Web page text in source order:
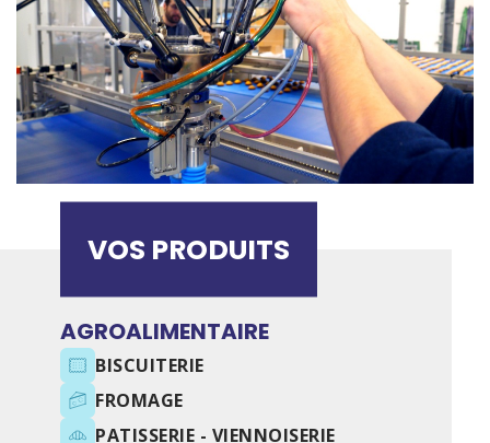
VOS PRODUITS
AGROALIMENTAIRE
BISCUITERIE
FROMAGE
PATISSERIE - VIENNOISERIE